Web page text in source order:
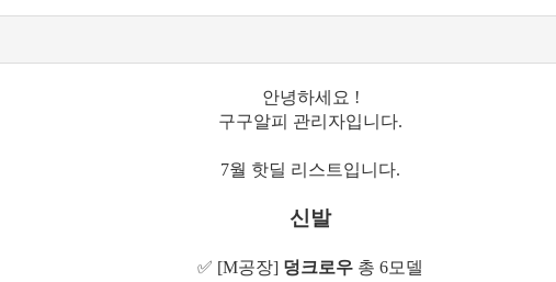
안녕하세요 !
구구알피 관리자입니다.
7월 핫딜 리스트입니다.
신발
✅ [M공장] 덩크로우 총 6모델